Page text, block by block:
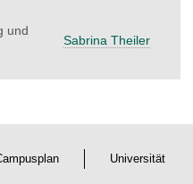
und
Sabrina Theiler
Universität